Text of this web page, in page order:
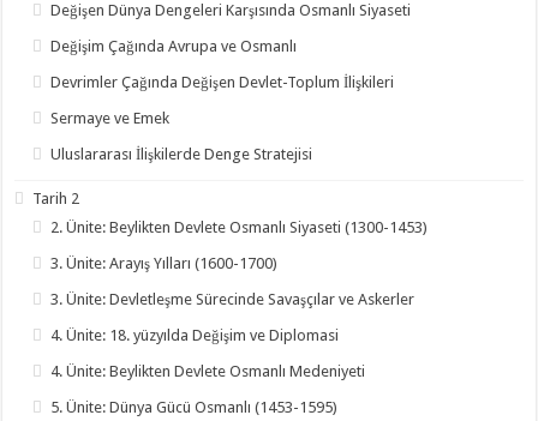
Değişen Dünya Dengeleri Karşısında Osmanlı Siyaseti
Değişim Çağında Avrupa ve Osmanlı
Devrimler Çağında Değişen Devlet-Toplum İlişkileri
Sermaye ve Emek
Uluslararası İlişkilerde Denge Stratejisi
Tarih 2
2. Ünite: Beylikten Devlete Osmanlı Siyaseti (1300-1453)
3. Ünite: Arayış Yılları (1600-1700)
3. Ünite: Devletleşme Sürecinde Savaşçılar ve Askerler
4. Ünite: 18. yüzyılda Değişim ve Diplomasi
4. Ünite: Beylikten Devlete Osmanlı Medeniyeti
5. Ünite: Dünya Gücü Osmanlı (1453-1595)